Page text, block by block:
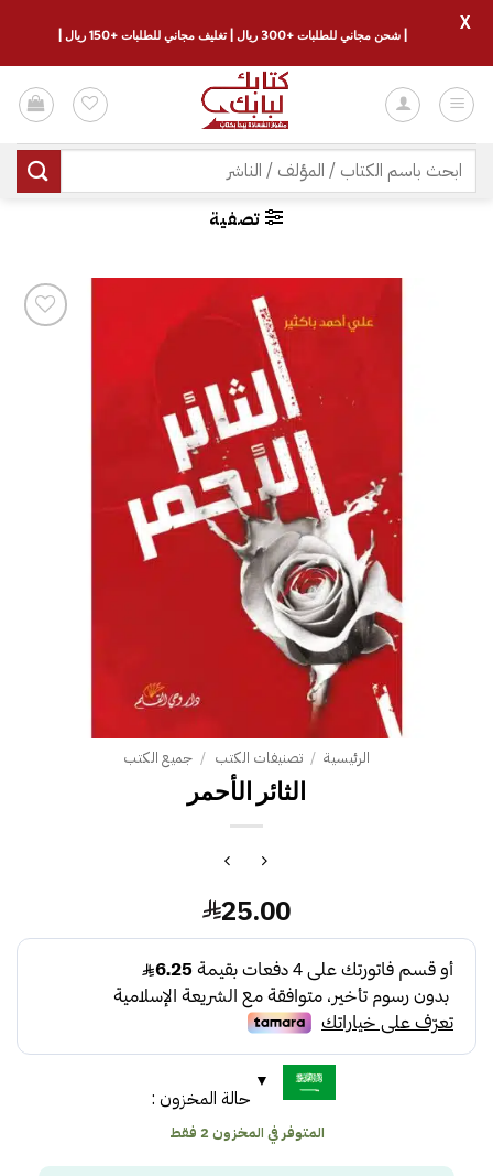
للمحتوى
البحث
عن:
تصفية
الرئيسية / تصنيفات الكتب / جميع الكتب
الثائر الأحمر
25.00
حالة المخزون :
المتوفر في المخزون 2 فقط
| شحن مجاني للطلبات +300 ريال | تغليف مجاني للطلبات +150 ريال |
X